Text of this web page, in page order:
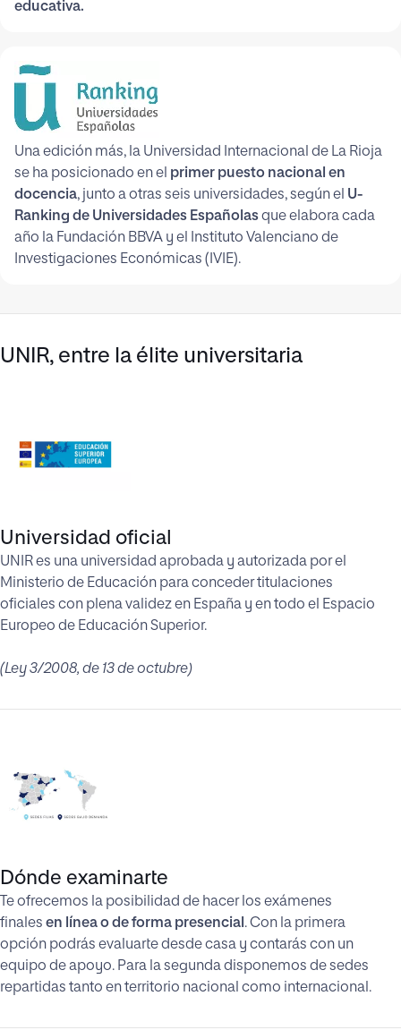
educativa.
Una edición más, la Universidad Internacional de La Rioja
se ha posicionado en el primer puesto nacional en
docencia, junto a otras seis universidades, según el U-
Ranking de Universidades Españolasque elabora cada
año la Fundación BBVA y el Instituto Valenciano de
Investigaciones Económicas (IVIE).
UNIR, entre la élite universitaria
Universidad oficial
UNIR es una universidad aprobada y autorizada por el
Ministerio de Educación para conceder titulaciones
oficiales con plena validez en España y en todo el Espacio
Europeo de Educación Superior.
(Ley 3/2008, de 13 de octubre)
Dónde examinarte
Te ofrecemos la posibilidad de hacer los exámenes
finales en línea o de forma presencial . Con la primera
opción podrás evaluarte desde casa y contarás con un
equipo de apoyo. Para la segunda disponemos de sedes
repartidas tanto en territorio nacional como internacional.